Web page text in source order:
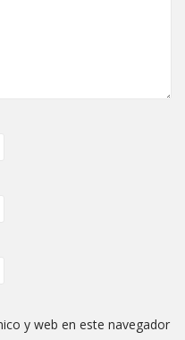
y web en este navegador